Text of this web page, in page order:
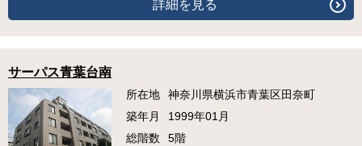
詳細を見る
サーパス青葉台南
所在地
神奈川県横浜市青葉区田奈町
築年月
1999年01月
総階数
5階